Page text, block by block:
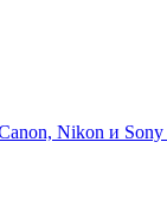
Nikon и